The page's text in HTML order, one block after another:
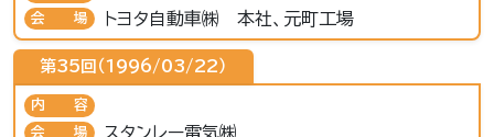
会場
トヨタ自動車㈱ 本社、元町工場
第35回（1996/03/22）
内容
会場
スタンレー電気㈱